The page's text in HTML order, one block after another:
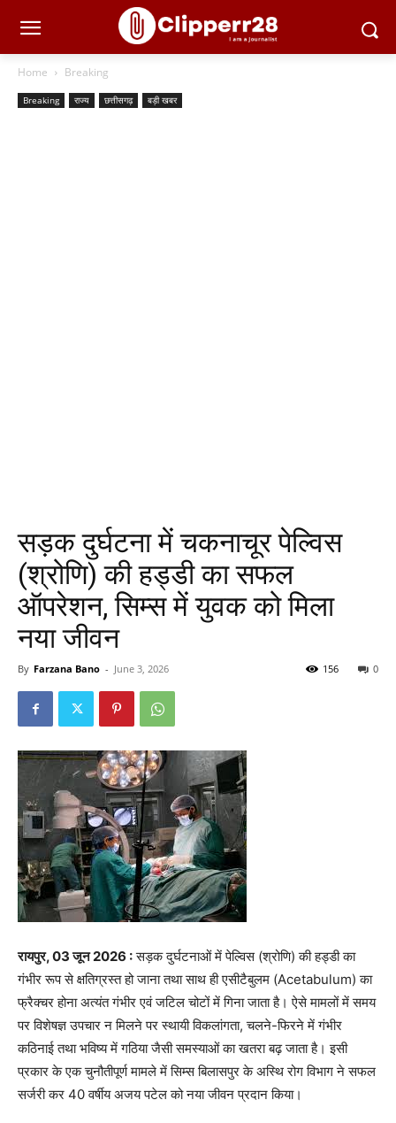
Home Breaking
Breaking राज्य छत्तीसगढ़ बड़ी खबर
सड़क दुर्घटना में चकनाचूर पेल्विस
(श्रोणि) की हड्डी का सफल
ऑपरेशन, सिम्स में युवक को मिला
नया जीवन
By Farzana Bano - June 3, 2026 0
156
रायपुर, 03 जून 2026 :सड़क दुर्घटनाओं में पेल्विस (श्रोणि) की हड्डी का
गंभीर रूप से क्षतिग्रस्त हो जाना तथा साथ ही एसीटैबुलम (Acetabulum) का
फ्रैक्चर होना अत्यंत गंभीर एवं जटिल चोटों में गिना जाता है। ऐसे मामलों में समय
पर विशेषज्ञ उपचार न मिलने पर स्थायी विकलांगता, चलने-फिरने में गंभीर
कठिनाई तथा भविष्य में गठिया जैसी समस्याओं का खतरा बढ़ जाता है। इसी
प्रकार के एक चुनौतीपूर्ण मामले में सिम्स बिलासपुर के अस्थि रोग विभाग ने सफल
सर्जरी कर 40 वर्षीय अजय पटेल को नया जीवन प्रदान किया।